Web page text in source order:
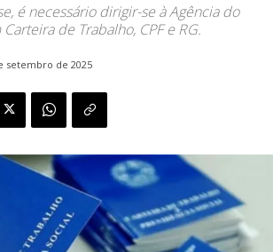
é necessário dirigir-se à Agência do
de Trabalho, CPF e RG.
setembro de 2025